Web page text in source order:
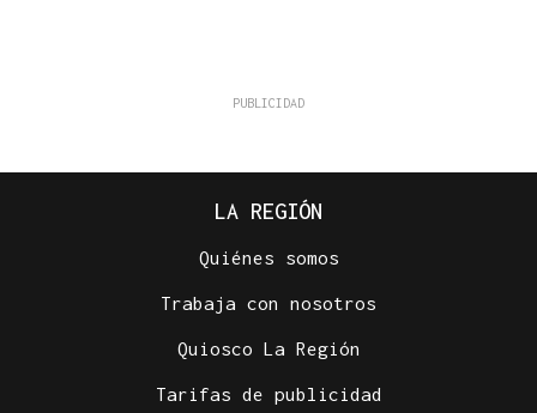
LA REGIÓN
Quiénes somos
Trabaja con nosotros
Quiosco La Región
Tarifas de publicidad